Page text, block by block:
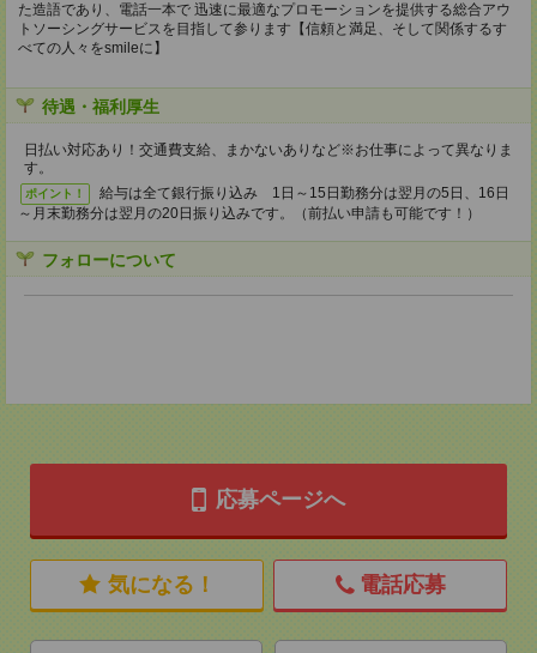
た造語であり、電話一本で 迅速に最適なプロモーションを提供する総合アウ
トソーシングサービスを目指して参ります【信頼と満足、そして関係するす
べての人々をsmileに】
待遇・福利厚生
日払い対応あり！交通費支給、まかないありなど※お仕事によって異なりま
す。
ポイント！
給与は全て銀行振り込み 1日～15日勤務分は翌月の5日、16日
～月末勤務分は翌月の20日振り込みです。（前払い申請も可能です！）
フォローについて
応募ページへ
気になる！ 電話応募